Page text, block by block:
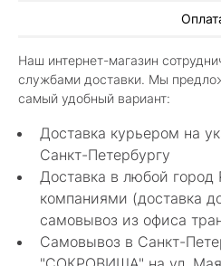
Наш интернет-магазин
службами доставки. Мы
самый удобный вариант:
Доставка курьером на
Санкт-Петербургу
Доставка в любой
компаниями (доставка
самовывоз из офиса
Самовывоз в Санкт-
Классные изделия,
в других магазинах.
грамотные специалисты
с выбором.
Показать полностью
Нелли Г.
4 мая 2025
Каждый раз бывая на